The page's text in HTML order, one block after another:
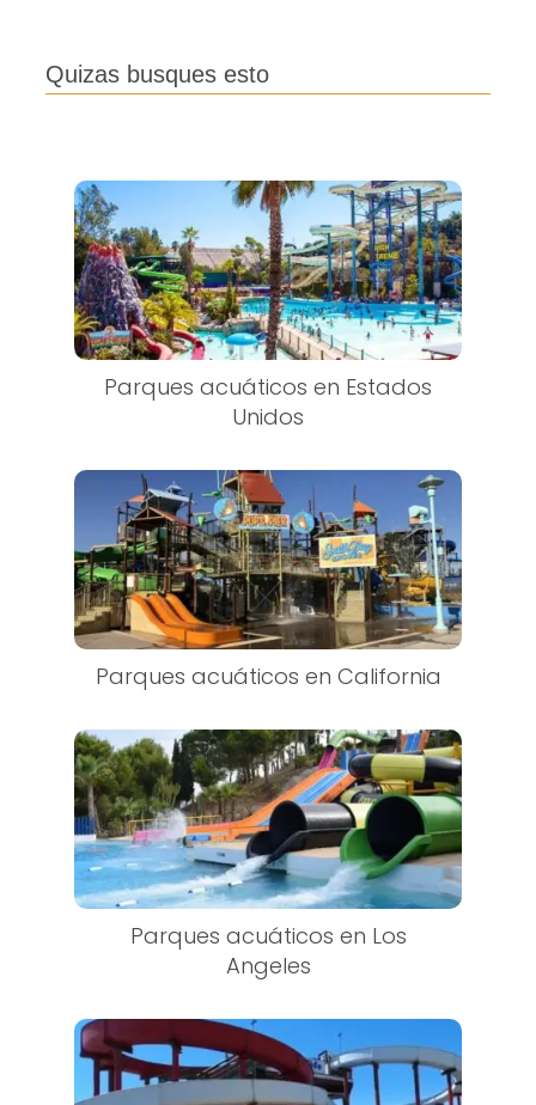
Quizas busques esto
Parques acuáticos en Estados
Unidos
Parques acuáticos en California
Parques acuáticos en Los
Angeles